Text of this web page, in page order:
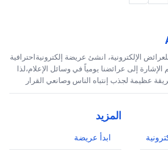
الإلكترونية، انشئ عريضة إلكترونيةاحترافية
الإشارة إلى عرائضنا يومياً في وسائل الإعلام،لذا
عظيمة لجذب إنتباه الناس وصانعي القرار
المزيد
ابدأ عريضة